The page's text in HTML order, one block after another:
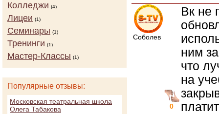
Соболев
0
Вк не
ним
что
на
Колледжи (4)
Лицеи (1)
Семинары (1)
Тренинги (1)
Мастер-Классы (1)
Популярные отзывы:
Московская театральная школа
Олега Табакова